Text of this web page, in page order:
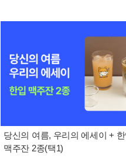
당신의 여름, 우리의 에세이 + 한
맥주잔 2종(택1)